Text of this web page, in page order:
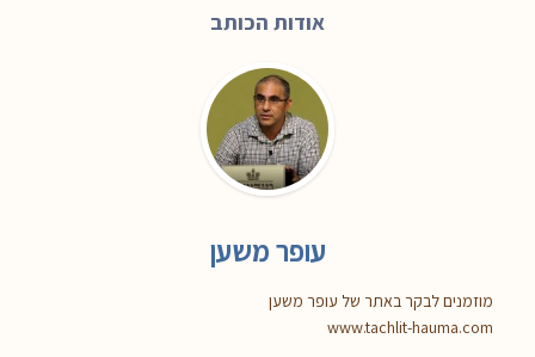
אודות הכותב
עופר משען
מוזמנים לבקר באתר של עופר משען
www.tachlit-hauma.com